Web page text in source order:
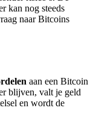
kan nog steeds
naar Bitcoins
aan een Bitcoin
blijven, valt je geld
en wordt de